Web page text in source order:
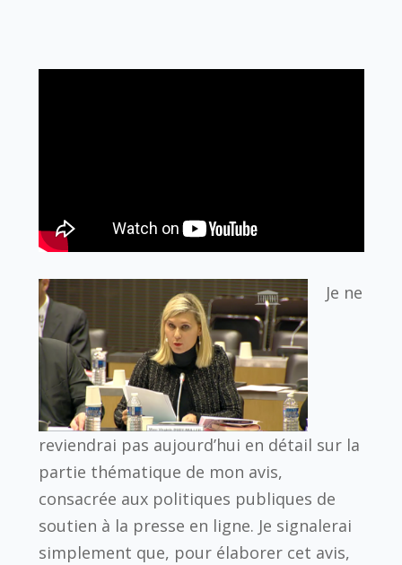
Je ne
reviendrai pas aujourd’hui en détail sur la
partie thématique de mon avis,
consacrée aux politiques publiques de
soutien à la presse en ligne. Je signalerai
simplement que, pour élaborer cet avis,